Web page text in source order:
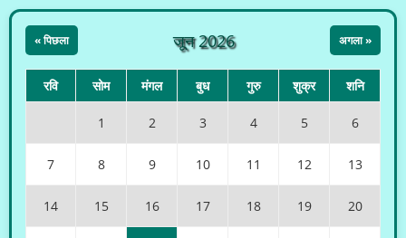
« पिछला जून 2026 अगला »
रवि सोम मंगल बुध गुरु शुक्र शनि
1 2 3 4 5 6
7 8 9 10 11 12 13
14 15 16 17 18 19 20